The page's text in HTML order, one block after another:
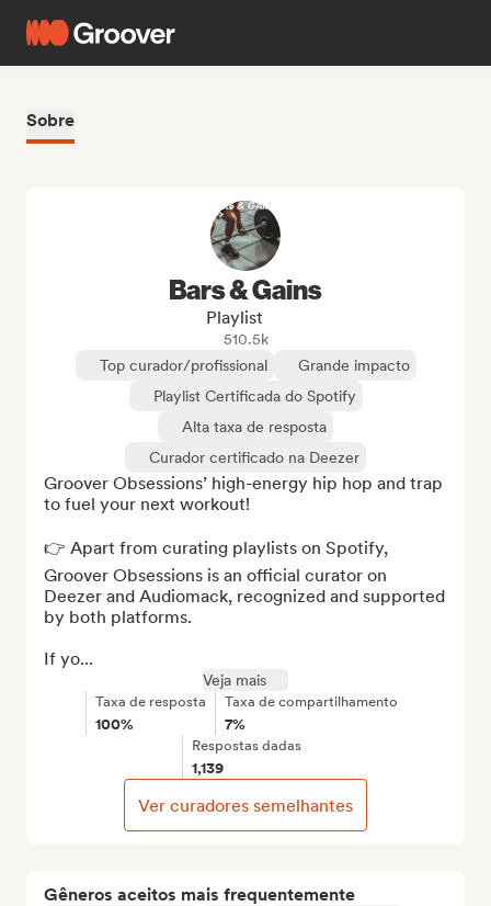
Sobre
Gêneros aceitos mais frequentemente
Bars & Gains
Playlist
510.5k
Top curador/profissional
Grande impacto
Playlist Certificada do Spotify
Alta taxa de resposta
Curador certificado na Deezer
Groover Obsessions’ high-energy hip hop and trap
to fuel your next workout!
👉 Apart from curating playlists on Spotify,
Groover Obsessions is an official curator on
Deezer and Audiomack, recognized and supported
by both platforms.
If yo...
Veja mais
Taxa de resposta
100%
Taxa de compartilhamento
7%
Respostas dadas
1,139
Ver curadores semelhantes